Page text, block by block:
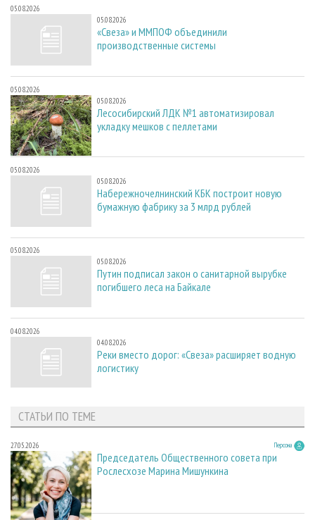
05.08.2026
05.08.2026
«Свеза» и ММПОФ объединили
производственные системы
05.08.2026
05.08.2026
Лесосибирский ЛДК №1 автоматизировал
укладку мешков с пеллетами
05.08.2026
05.08.2026
Набережночелнинский КБК построит новую
бумажную фабрику за 3 млрд рублей
05.08.2026
05.08.2026
Путин подписал закон о санитарной вырубке
погибшего леса на Байкале
04.08.2026
04.08.2026
Реки вместо дорог: «Свеза» расширяет водную
логистику
СТАТЬИ ПО ТЕМЕ
27.05.2026 Персона
Председатель Общественного совета при
Рослесхозе Марина Мишункина